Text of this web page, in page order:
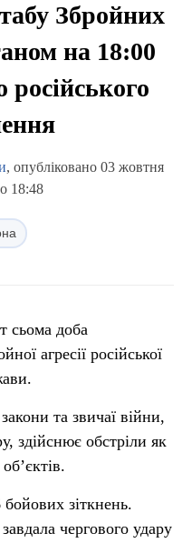
Збройних
на 18:00
російського
, опубліковано 03 жовтня
18:48
сьома доба
агресії російської
та звичаї війни,
здійснює обстріли як
зіткнень.
чергового удару